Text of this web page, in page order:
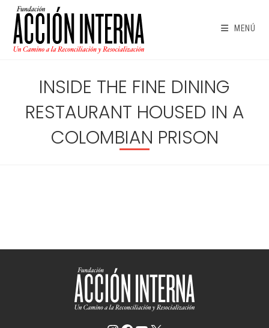
contenido
MENÚ
INSIDE THE FINE DINING
RESTAURANT HOUSED IN A
COLOMBIAN PRISON